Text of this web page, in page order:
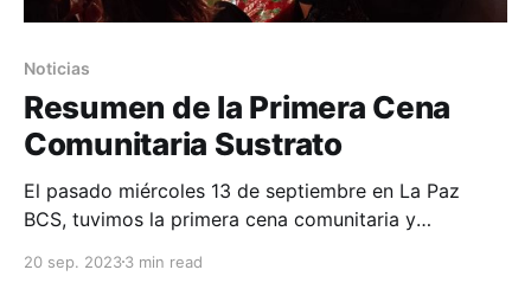
Noticias
Resumen de la Primera Cena
Comunitaria Sustrato
El pasado miércoles 13 de septiembre en La Paz
BCS, tuvimos la primera cena comunitaria y
Presentamos Sustrato: nuestra red de agentes de
20 sep. 20233 min read